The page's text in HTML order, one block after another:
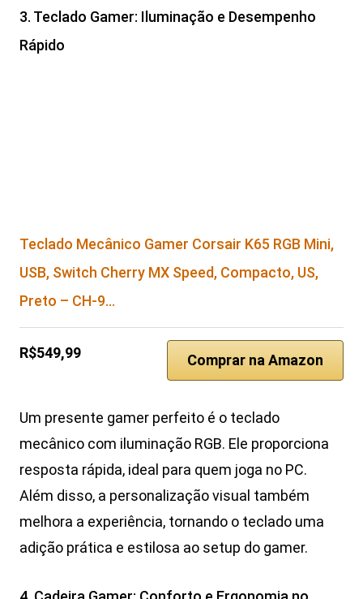
3. Teclado Gamer: Iluminação e Desempenho
Rápido
Teclado Mecânico Gamer Corsair K65 RGB Mini,
USB, Switch Cherry MX Speed, Compacto, US,
Preto – CH-9…
R$549,99 Comprar na Amazon
Um presente gamer perfeito é o teclado
mecânico com iluminação RGB. Ele proporciona
resposta rápida, ideal para quem joga no PC.
Além disso, a personalização visual também
melhora a experiência, tornando o teclado uma
adição prática e estilosa ao setup do gamer.